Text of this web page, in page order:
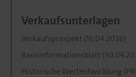
Verkaufsunterlagen
Verkaufsprospekt (16.04.2026)
Basisinformationsblatt
Historische Wertentwicklung